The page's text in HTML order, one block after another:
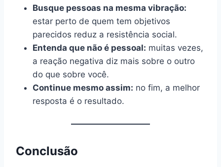
Busque pessoas na mesma vibração:
estar perto de quem tem objetivos
parecidos reduz a resistência social.
Entenda que não é pessoal: muitas vezes,
a reação negativa diz mais sobre o outro
do que sobre você.
Continue mesmo assim: no fim, a melhor
resposta é o resultado.
Conclusão